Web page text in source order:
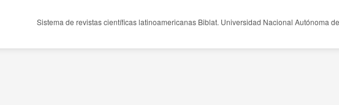
Sistema de revistas científicas latinoamericanas Biblat. Universidad Nacional Autónoma